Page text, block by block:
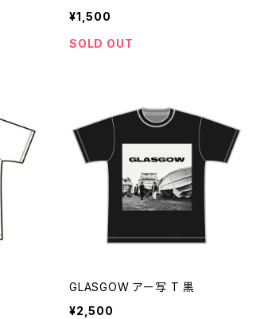
¥1,500
SOLD OUT
GLASGOW アー写 T 黒
¥2,500